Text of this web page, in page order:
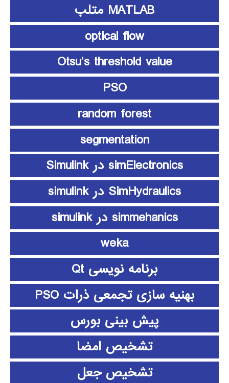
MATLAB متلب
optical flow
Otsu’s threshold value
PSO
random forest
segmentation
simElectronics در Simulink
SimHydraulics در simulink
simmehanics در simulink
weka
برنامه نویسی Qt
بهنیه سازی تجمعی ذرات PSO
پیش بینی بورس
تشخیص امضا
تشخیص جعل